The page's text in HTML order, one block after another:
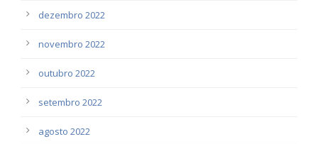
dezembro 2022
novembro 2022
outubro 2022
setembro 2022
agosto 2022